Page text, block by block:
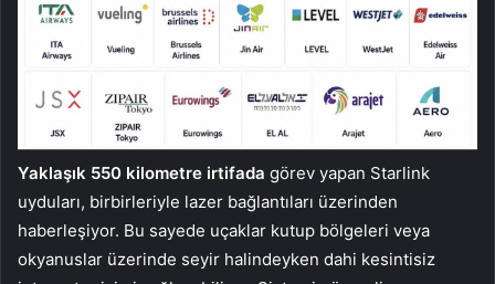
Yaklaşık 550 kilometre irtifada görev yapan Starlink
uyduları, birbirleriyle lazer bağlantıları üzerinden
haberleşiyor. Bu sayede uçaklar kutup bölgeleri veya
okyanuslar üzerinde seyir halindeyken dahi kesintisiz